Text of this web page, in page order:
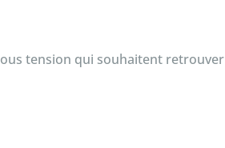
tension qui souhaitent retrouver